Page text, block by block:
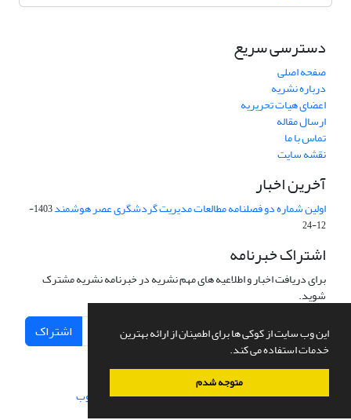
این وب سایت از کوکی ها برای اطمینان از ارائه بهترین
خدمات استفاده می کند.
متوجه شدم
دسترسی سریع
صفحه اصلی
درباره نشریه
اعضای هیات تحریریه
ارسال مقاله
تماس با ما
نقشه سایت
آخرین اخبار
اولین شماره دو فصلنامه مطالعات مدیریت گردشگری عصر هوشمند
1403-
12-24
اشتراک خبرنامه
برای دریافت اخبار و اطلاعیه های مهم نشریه در خبرنامه نشریه مشترک
شوید.
اشتراک
سامانه مدیریت نشریات علمی.طراحی و پیاده سازی از سیناوب